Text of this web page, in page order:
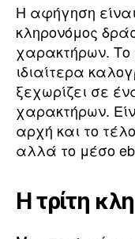
Η αφήγηση
κληρονόμος
χαρακτήρων. Το
ιδιαίτερα
ξεχωρίζει σε
χαρακτήρων.
αρχή και το
αλλά το μέσο
Η τρίτη